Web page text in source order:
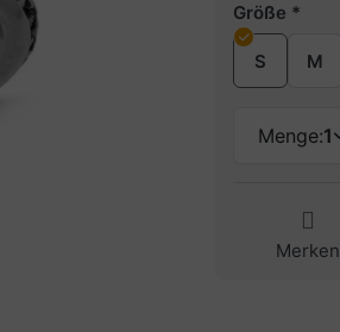
Größe
S M
Menge:1
Merken